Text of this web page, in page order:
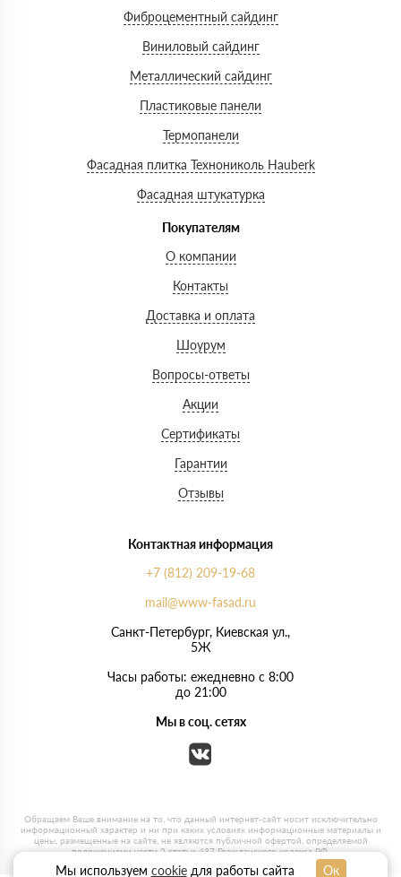
Фиброцементный сайдинг
Виниловый сайдинг
Металлический сайдинг
Пластиковые панели
Термопанели
Фасадная плитка Технониколь Hauberk
Фасадная штукатурка
Покупателям
О компании
Контакты
Доставка и оплата
Шоурум
Вопросы-ответы
Акции
Сертификаты
Гарантии
Отзывы
Контактная информация
+7 (812) 209-19-68
mail@www-fasad.ru
Санкт-Петербург, ​Киевская ул.,
5Ж
Часы работы: ежедневно с 8:00
до 21:00
Мы в соц. сетях
Мы используем cookieдля работы сайта Ок